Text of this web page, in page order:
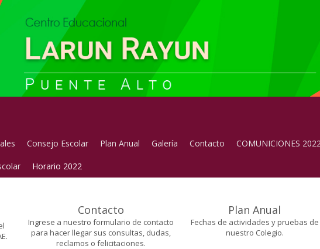
Consejo Escolar Plan Anual Galería Contacto COMUNICIONES
Horario 2022
Contacto
Ingrese a nuestro formulario de contacto
para hacer llegar sus consultas, dudas,
reclamos o felicitaciones.
Plan Anual
Fechas de actividades y pruebas de
nuestro Colegio.